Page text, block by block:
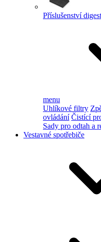
Příslušenství
menu
Uhlíkové filtry
ovládání Čistící
Sady pro odtah a
Vestavné spotřebiče